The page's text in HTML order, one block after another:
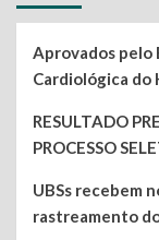
Aprovados pelo
Cardiológica do
RESULTADO
PROCESSO
UBSs recebem
rastreamento